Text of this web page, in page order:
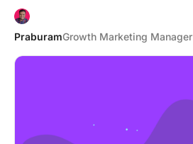
PraburamGrowth Marketing Manager